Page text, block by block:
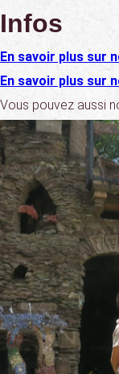
Infos
En savoir plus sur
En savoir plus sur
Vous pouvez aussi